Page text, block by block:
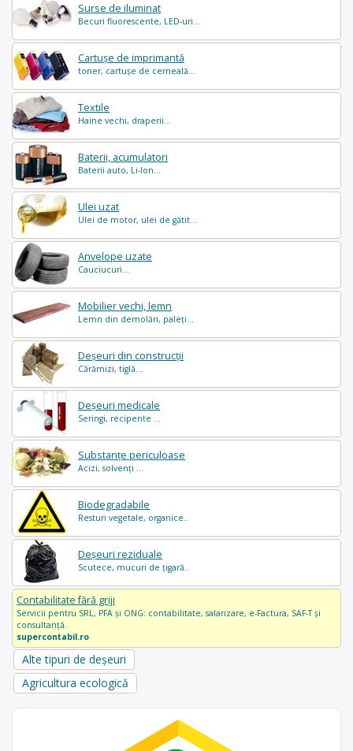
Surse de iluminat
Becuri fluorescente, LED-uri...
Cartușe de imprimantă
toner, cartușe de cerneală...
Textile
Haine vechi, draperii...
Baterii, acumulatori
Baterii auto, Li-Ion...
Ulei uzat
Ulei de motor, ulei de gătit...
Anvelope uzate
Cauciucuri...
Mobilier vechi, lemn
Lemn din demolări, paleți...
Deșeuri din construcții
Cărămizi, tiglă...
Deșeuri medicale
Seringi, recipente ...
Substanțe periculoase
Acizi, solvenți ...
Biodegradabile
Resturi vegetale, organice..
Deșeuri reziduale
Scutece, mucuri de țigară..
Contabilitate fără griji
Servicii pentru SRL, PFA și ONG: contabilitate, salarizare, e-Factura, SAF-T și
consultanță.
supercontabil.ro
Alte tipuri de deșeuri
Agricultura ecologică